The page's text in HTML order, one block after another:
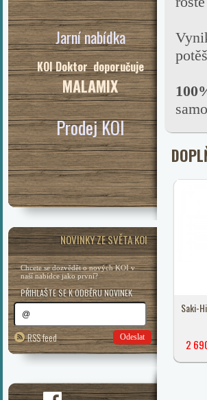
Jarní nabídka
KOI Doktor doporučuje
MALAMIX
Prodej KOI
NOVINKY ZE SVĚTA KOI
Chcete se dozvědět o nových KOI v
naší nabídce jako první?
PŘIHLAŠTE SE K ODBĚRU NOVINEK
RSS feed Odeslat
Saki-
2